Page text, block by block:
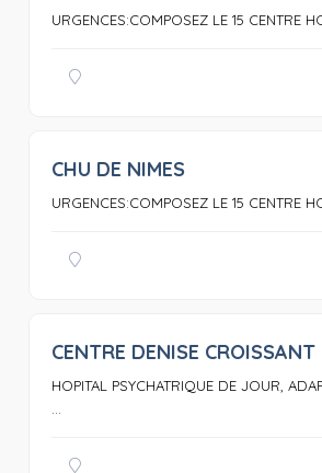
URGENCES:COMPOSEZ LE 15 CENTRE
CHU DE NIMES
URGENCES:COMPOSEZ LE 15 CENTRE
CENTRE DENISE CROISSANT
HOPITAL PSYCHATRIQUE DE JOUR,